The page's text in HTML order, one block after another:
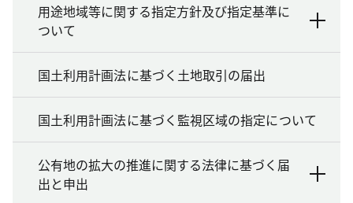
用途地域等に関する指定方針及び指定基準に
ついて
国土利用計画法に基づく土地取引の届出
国土利用計画法に基づく監視区域の指定について
公有地の拡大の推進に関する法律に基づく届
出と申出